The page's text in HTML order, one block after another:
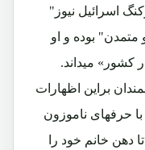
اسرائیل نیوز"
بوده و او
کشور» میداند.
براین اظهارات
حرفهای ناموزون
دهن خانم خود را